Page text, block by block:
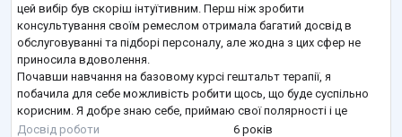
цей вибір був скоріш інтуїтивним. Перш ніж зробити
консультування своїм ремеслом отримала багатий досвід в
обслуговуванні та підборі персоналу, але жодна з цих сфер не
приносила вдоволення.
Почавши навчання на базовому курсі гештальт терапії, я
побачила для себе можливість робити щось, що буде суспільно
корисним. Я добре знаю себе, приймаю свої полярності і це
часткова заслуга психотерапії. Вважаю, що мої кращі риси це
Досвід роботи 6 років